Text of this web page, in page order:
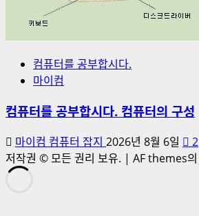
컴퓨터를 공부합시다.
마이컴
컴퓨터를 공부합시다. 컴퓨터의 구성
마이컴 컴퓨터 잡지 2026년 8월 6일
2
저작권 © 모든 권리 보유. | AF themes의